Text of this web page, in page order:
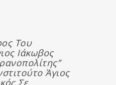
Του
Ιάκωβος
Άγιος
Σε